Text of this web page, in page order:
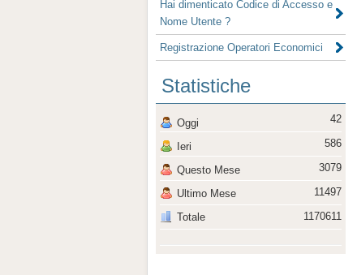
Hai dimenticato Codice di Accesso e
Nome Utente ?
Registrazione Operatori Economici
Statistiche
Oggi
Ieri
Questo Mese
Ultimo Mese
Totale
42
586
3079
11497
1170611